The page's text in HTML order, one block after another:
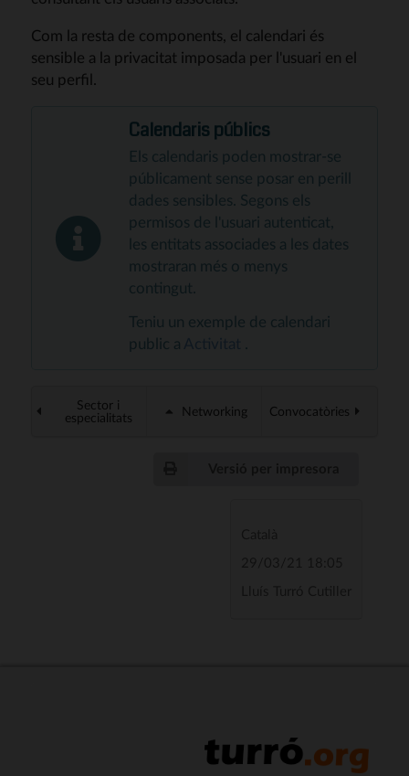
Com la resta de components, el calendari és
sensible a la privacitat imposada per l'usuari en el
seu perfil.
Calendaris públics
Els calendaris poden mostrar-se
públicament sense posar en perill
dades sensibles. Segons els
permisos de l'usuari autenticat,
les entitats associades a les dates
mostraran més o menys
contingut.
Teniu un exemple de calendari
public a
Sector i
especialitats
Networking Convocatòries